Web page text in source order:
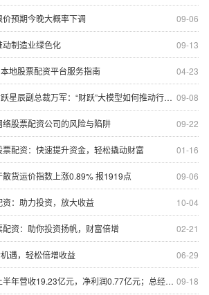
09-06
预期今晚大概率下调
09-13
制造业绿色化
04-23
地股票配资平台服务指南
09-08
军：“财跃”大模型如何推动行业新质生产力提升 | 直击2024外滩大会
09-22
股票配资公司的风险与陷阱
01-16
配资：快速提升资金，轻松撬动财富
09-06
货运价指数上涨0.89% 报1919点
10-04
：助力投资，放大收益
02-21
资：助你投资扬帆，财富倍增
06-29
遇，轻松倍增收益
09-18
亿元，净利润0.77亿元；总经理柴琇拟减持套现超2亿元